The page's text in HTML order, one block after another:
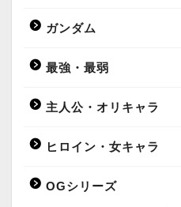
ガンダム
最強・最弱
主人公・オリキャラ
ヒロイン・女キャラ
OGシリーズ